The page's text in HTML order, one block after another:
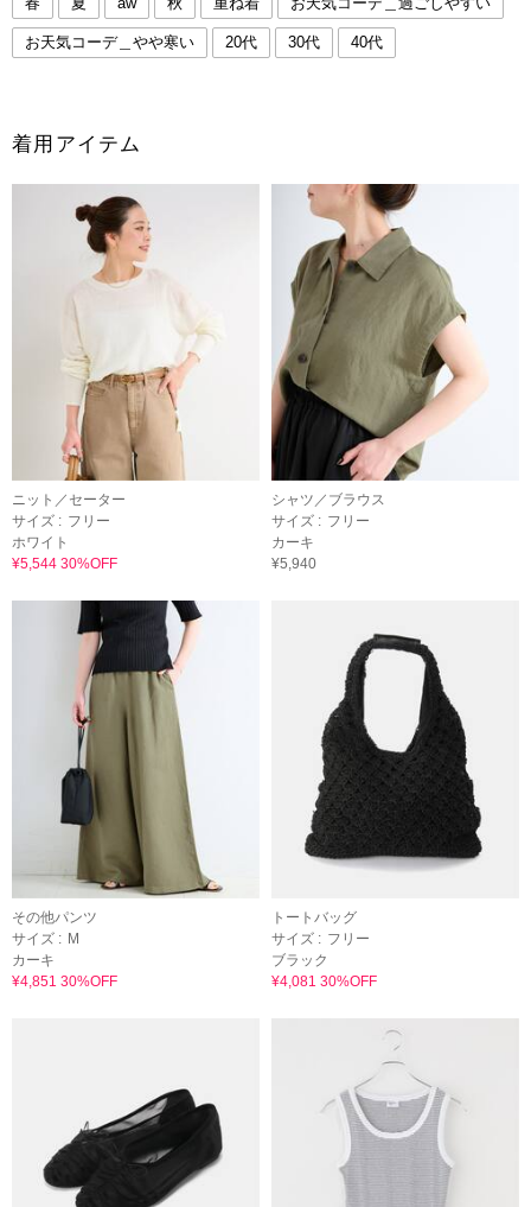
お天気コーデ＿やや寒い 20代 30代 40代
着用アイテム
ニット／セーター
サイズ : フリー
ホワイト
¥5,544 30%OFF
シャツ／ブラウス
サイズ : フリー
カーキ
¥5,940
その他パンツ
サイズ : M
カーキ
¥4,851 30%OFF
トートバッグ
サイズ : フリー
ブラック
¥4,081 30%OFF